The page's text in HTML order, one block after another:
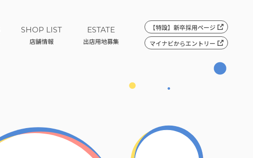
SHOP LIST
店舗情報
ESTATE
出店用地募集
【特設】 新卒採用ページ
マイナビからエントリー